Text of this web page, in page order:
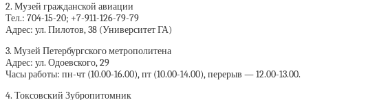
2. Музей гражданской авиации
Тел.: 704-15-20; +7-911-126-79-79
Адрес: ул. Пилотов, 38 (Университет ГА)
3. Музей Петербургского метрополитена
Адрес: ул. Одоевского, 29
Часы работы: пн-чт (10.00-16.00), пт (10.00-14.00), перерыв — 12.00-13.00.
4. Токсовский Зубропитомник